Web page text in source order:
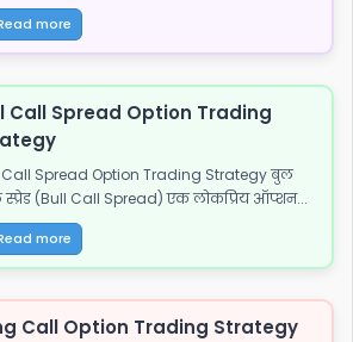
more
Call Spread Option Trading
Spread Option Trading Strategy बुल
(Bull Call Spread) एक लोकप्रिय ऑप्शन...
more
Call Option Trading Strategy